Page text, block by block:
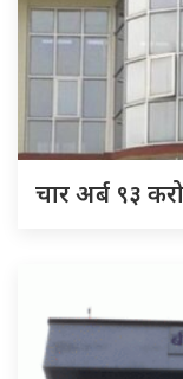
चार अर्ब ९३